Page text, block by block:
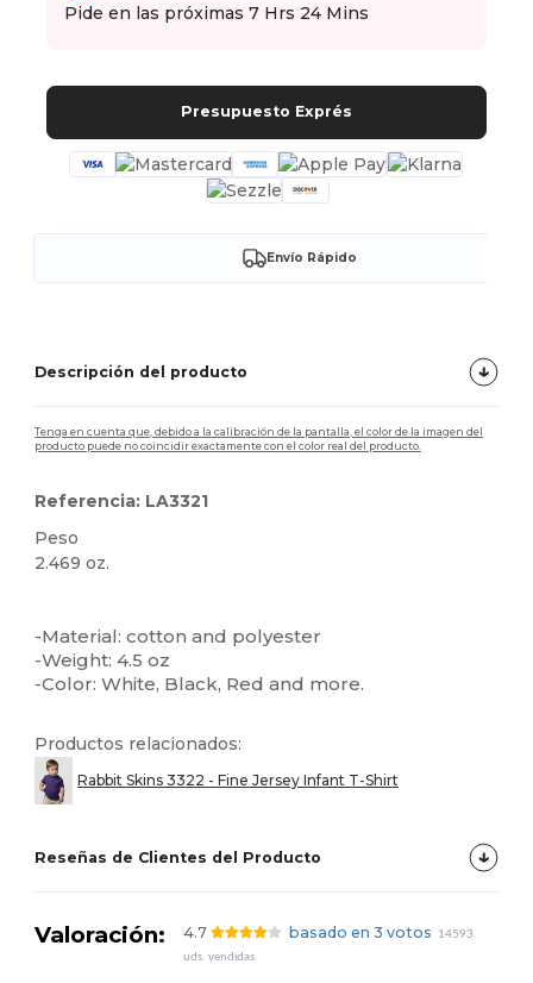
Pide en las próximas7 Hrs 24 Mins
Presupuesto Exprés
Envío Rápido
Descripción del producto
Tenga en cuenta que, debido a la calibración de la pantalla, el color de la imagen del
producto puede no coincidir exactamente con el color real del producto.
Referencia: LA3321
Peso
2.469 oz.
-Material: cotton and polyester
-Weight: 4.5 oz
-Color: White, Black, Red and more.
Productos relacionados:
Rabbit Skins 3322 - Fine Jersey Infant T-Shirt
Reseñas de Clientes del Producto
Valoración: 4.7 basado en 3 votos
14593
uds. vendidas